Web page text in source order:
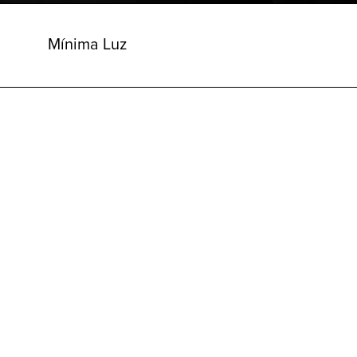
Mínima Luz